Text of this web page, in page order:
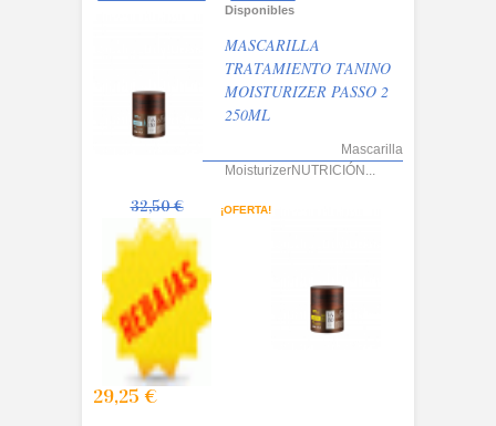
Disponibles
MASCARILLA
TRATAMIENTO TANINO
MOISTURIZER PASSO 2
250ML
Mascarilla
MoisturizerNUTRICIÓN...
¡OFERTA!
32,50 €
29,25 €